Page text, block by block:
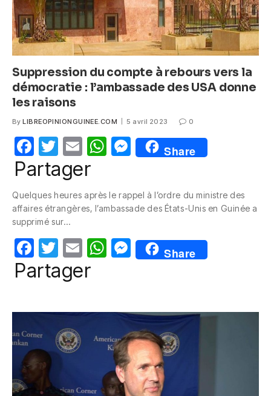
Suppression du compte à rebours vers la
démocratie : l’ambassade des USA donne
les raisons
By LIBREOPINIONGUINEE.COM 5 avril 2023 0
F
a
e
b
o
o
k
T
w
itt
er
E
m
W
s
p
p
M
e
e
g
er
Share
Partager
Quelques heures après le rappel à l’ordre du ministre des
affaires étrangères, l’ambassade des États-Unis en Guinée a
supprimé sur…
F
a
e
o
o
k
T
w
itt
er
E
m
W
s
p
p
M
e
e
n
g
er
Share
Partager